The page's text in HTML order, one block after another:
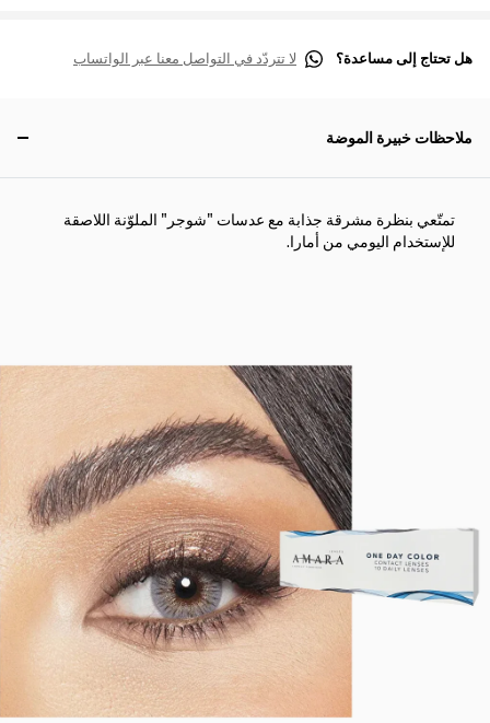
هل تحتاج إلى مساعدة؟ لا تتردّد في التواصل معنا عبر الواتساب
ملاحظات خبيرة الموضة
تمتّعي بنظرة مشرقة جذابة مع عدسات "شوجر" الملوّنة اللاصقة
للإستخدام اليومي من أمارا.